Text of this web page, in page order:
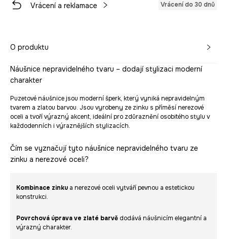
Vrácení a reklamace Vrácení do 30 dnů
O produktu
Náušnice nepravidelného tvaru – dodají stylizaci moderní
charakter
Puzetové náušnice jsou moderní šperk, který vyniká nepravidelným
tvarem a zlatou barvou. Jsou vyrobeny ze zinku s příměsí nerezové
oceli a tvoří výrazný akcent, ideální pro zdůraznění osobitého stylu v
každodenních i výraznějších stylizacích.
Čím se vyznačují tyto náušnice nepravidelného tvaru ze
zinku a nerezové oceli?
Kombinace zinku a nerezové oceli vytváří pevnou a estetickou
konstrukci.
Povrchová úprava ve zlaté barvě dodává náušnicím elegantní a
výrazný charakter.